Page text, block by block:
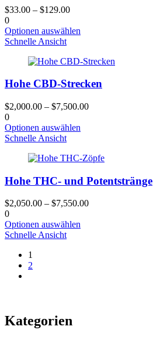
werden
$33.00 – $129.00
0
Optionen auswählen
mehrere
Die
können
werden
Schnelle Ansicht
Hohe CBD-Strecken
$2,000.00 – $7,500.00
0
Optionen auswählen
mehrere
Die
können
Schnelle Ansicht
Hohe THC- und Potentstränge
$2,050.00 – $7,550.00
0
Optionen auswählen
Schnelle Ansicht
1
2
Kategorien